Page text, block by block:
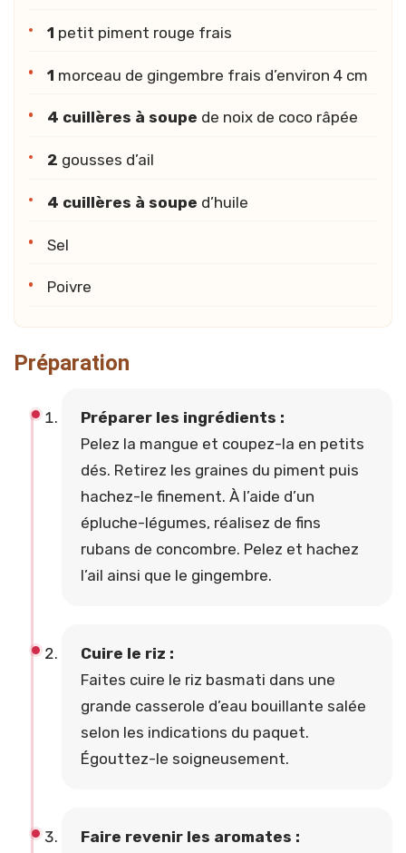
1 petit piment rouge frais
1 morceau de gingembre frais d’environ 4 cm
4 cuillères à soupe de noix de coco râpée
2 gousses d’ail
4 cuillères à soupe d’huile
Sel
Poivre
Section :
Préparation
Préparer les ingrédients :
Pelez la mangue et coupez-la en petits
dés. Retirez les graines du piment puis
hachez-le finement. À l’aide d’un
épluche-légumes, réalisez de fins
rubans de concombre. Pelez et hachez
l’ail ainsi que le gingembre.
Cuire le riz :
Faites cuire le riz basmati dans une
grande casserole d’eau bouillante salée
selon les indications du paquet.
Égouttez-le soigneusement.
Faire revenir les aromates :